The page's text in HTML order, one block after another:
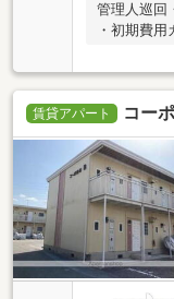
管理人巡回
・初期費
賃貸アパート コー